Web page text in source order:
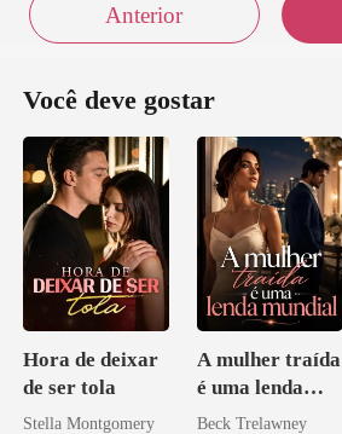
Anterior
Você deve gostar
Hora de deixar
de ser tola
Stella Montgomery
A mulher traída
é uma lenda
mundial
Beck Trelawney